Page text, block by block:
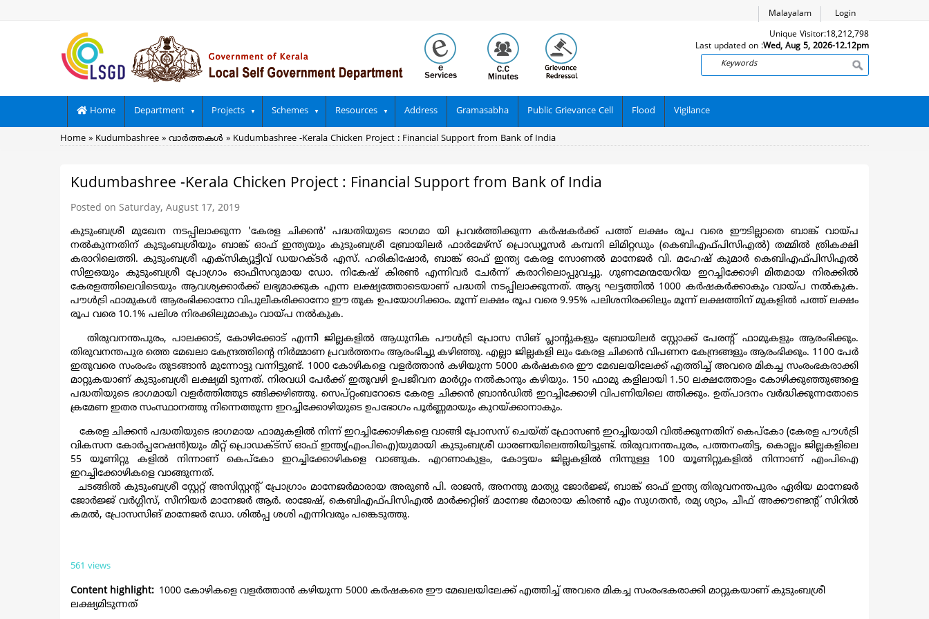
Login
Malayalam
Unique Visitor:18,212,798
Last updated on :Wed, Aug 5, 2026-12.12pm
Search
Main
navigation
Home Department Projects Schemes Resources Address Gramasabha Public Grievance Cell Flood Vigilance
Breadcrumb
Home Kudumbashree വാര്‍ത്തകള്‍ Kudumbashree -Kerala Chicken Project : Financial Support from Bank of India
Kudumbashree -Kerala Chicken Project : Financial Support from Bank of India
Posted on Saturday, August 17, 2019
കുടുംബശ്രീ മുഖേന നടപ്പിലാക്കുന്ന 'കേരള ചിക്കന്‍' പദ്ധതിയുടെ ഭാഗമാ യി പ്രവര്‍ത്തിക്കുന്ന കര്‍ഷകര്‍ക്ക് പത്ത് ലക്ഷം രൂപ വരെ ഈടില്ലാതെ ബാങ്ക് വായ്പ
നല്‍കുന്നതിന് കുടുംബശ്രീയും ബാങ്ക് ഓഫ് ഇന്ത്യയും കുടുംബശ്രീ ബ്രോയിലര്‍ ഫാര്‍മേഴ്സ് പ്രൊഡ്യൂസര്‍ കമ്പനി ലിമിറ്റഡും (കെബിഎഫ്പിസിഎല്‍) തമ്മില്‍ ത്രികക്ഷി
കരാറിലെത്തി. കുടുംബശ്രീ എക്സിക്യൂട്ടീവ് ഡയറക്ടര്‍ എസ്. ഹരികിഷോര്‍, ബാങ്ക് ഓഫ് ഇന്ത്യ കേരള സോണല്‍ മാനേജര്‍ വി. മഹേഷ് കുമാര്‍ കെബിഎഫ്പിസിഎല്‍
സിഇഒയും കുടുംബശ്രീ പ്രോഗ്രാം ഓഫീസറുമായ ഡോ. നികേഷ് കിരണ്‍ എന്നിവര്‍ ചേര്‍ന്ന് കരാറിലൊപ്പുവച്ചു. ഗുണമേന്മയേറിയ ഇറച്ചിക്കോഴി മിതമായ നിരക്കില്‍
കേരളത്തിലെവിടെയും ആവശ്യക്കാര്‍ക്ക് ലഭ്യമാക്കുക എന്ന ലക്ഷ്യത്തോടെയാണ് പദ്ധതി നടപ്പിലാക്കുന്നത്. ആദ്യ ഘട്ടത്തില്‍ 1000 കര്‍ഷകര്‍ക്കാകും വായ്പ നല്‍കുക.
പൗള്‍ട്രി ഫാമുകള്‍ ആരംഭിക്കാനോ വിപുലീകരിക്കാനോ ഈ തുക ഉപയോഗിക്കാം. മൂന്ന് ലക്ഷം രൂപ വരെ 9.95% പലിശനിരക്കിലും മൂന്ന് ലക്ഷത്തിന് മുകളില്‍ പത്ത് ലക്ഷം
രൂപ വരെ 10.1% പലിശ നിരക്കിലുമാകും വായ്പ നല്‍കുക.
തിരുവനന്തപുരം, പാലക്കാട്, കോഴിക്കോട് എന്നീ ജില്ലകളില്‍ ആധുനിക പൗള്‍ട്രി പ്രോസ സിങ് പ്ലാന്‍റുകളും ബ്രോയിലര്‍ സ്റ്റോക്ക് പേരന്‍റ് ഫാമുകളും ആരംഭിക്കും.
തിരുവനന്തപുര ത്തെ മേഖലാ കേന്ദ്രത്തിന്‍റെ നിര്‍മ്മാണ പ്രവര്‍ത്തനം ആരംഭിച്ചു കഴിഞ്ഞു. എല്ലാ ജില്ലകളി ലും കേരള ചിക്കന്‍ വിപണന കേന്ദ്രങ്ങളും ആരംഭിക്കും. 1100 പേര്‍
ഇതുവരെ സംരംഭം തുടങ്ങാന്‍ മുന്നോട്ടു വന്നിട്ടുണ്ട്. 1000 കോഴികളെ വളര്‍ത്താന്‍ കഴിയുന്ന 5000 കര്‍ഷകരെ ഈ മേഖലയിലേക്ക് എത്തിച്ച് അവരെ മികച്ച സംരംഭകരാക്കി
മാറ്റുകയാണ് കുടുംബശ്രീ ലക്ഷ്യമി ടുന്നത്. നിരവധി പേര്‍ക്ക് ഇതുവഴി ഉപജീവന മാര്‍ഗ്ഗം നല്‍കാനും കഴിയും. 150 ഫാമു കളിലായി 1.50 ലക്ഷത്തോളം കോഴിക്കുഞ്ഞുങ്ങളെ
പദ്ധതിയുടെ ഭാഗമായി വളര്‍ത്തിത്തുട ങ്ങിക്കഴിഞ്ഞു. സെപ്റ്റംബറോടെ കേരള ചിക്കന്‍ ബ്രാന്‍ഡില്‍ ഇറച്ചിക്കോഴി വിപണിയിലെ ത്തിക്കും. ഉത്പാദനം വര്‍ദ്ധിക്കുന്നതോടെ
ക്രമേണ ഇതര സംസ്ഥാനത്തു നിന്നെത്തുന്ന ഇറച്ചിക്കോഴിയുടെ ഉപഭോഗം പൂര്‍ണ്ണമായും കുറയ്ക്കാനാകും.
കേരള ചിക്കന്‍ പദ്ധതിയുടെ ഭാഗമായ ഫാമുകളില്‍ നിന്ന് ഇറച്ചിക്കോഴികളെ വാങ്ങി പ്രോസസ് ചെയ്ത് ഫ്രോസണ്‍ ഇറച്ചിയായി വില്‍ക്കുന്നതിന് കെപ്കോ (കേരള പൗള്‍ട്രി
വികസന കോര്‍പ്പറേഷന്‍)യും മീറ്റ് പ്രൊഡക്ട്സ് ഓഫ് ഇന്ത്യ(എംപിഐ)യുമായി കുടുംബശ്രീ ധാരണയിലെത്തിയിട്ടുണ്ട്. തിരുവനന്തപുരം, പത്തനംതിട്ട, കൊല്ലം ജില്ലകളിലെ
55 യൂണിറ്റു കളില്‍ നിന്നാണ് കെപ്കോ ഇറച്ചിക്കോഴികളെ വാങ്ങുക. എറണാകുളം, കോട്ടയം ജില്ലകളില്‍ നിന്നുള്ള 100 യൂണിറ്റുകളില്‍ നിന്നാണ് എംപിഐ
ഇറച്ചിക്കോഴികളെ വാങ്ങുന്നത്.
ചടങ്ങില്‍ കുടുംബശ്രീ സ്റ്റേറ്റ് അസിസ്റ്റന്‍റ് പ്രോഗ്രാം മാനേജര്‍മാരായ അരുണ്‍ പി. രാജന്‍, അനന്തു മാത്യു ജോര്‍ജ്ജ്, ബാങ്ക് ഓഫ് ഇന്ത്യ തിരുവനന്തപുരം ഏരിയ മാനേജര്‍
ജോര്‍ജ്ജ് വര്‍ഗ്ഗീസ്, സീനിയര്‍ മാനേജര്‍ ആര്‍. രാജേഷ്, കെബിഎഫ്പിസിഎല്‍ മാര്‍ക്കറ്റിങ് മാനേജ ര്‍മാരായ കിരണ്‍ എം സുഗതന്‍, രമ്യ ശ്യാം, ചീഫ് അക്കൗണ്ടന്‍റ് സിറില്‍
കമല്‍, പ്രോസസിങ് മാനേജര്‍ ഡോ. ശില്‍പ്പ ശശി എന്നിവരും പങ്കെടുത്തു.
561 views
Content highlight
1000 കോഴികളെ വളര്‍ത്താന്‍ കഴിയുന്ന 5000 കര്‍ഷകരെ ഈ മേഖലയിലേക്ക് എത്തിച്ച് അവരെ മികച്ച സംരംഭകരാക്കി മാറ്റുകയാണ് കുടുംബശ്രീ
ലക്ഷ്യമിടുന്നത്